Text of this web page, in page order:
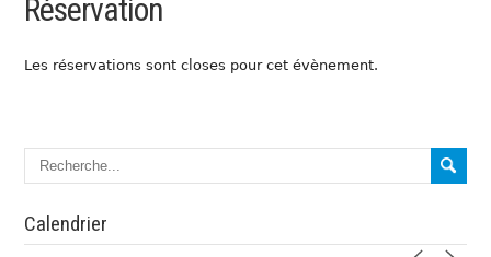
Réservation
Les réservations sont closes pour cet évènement.
Calendrier